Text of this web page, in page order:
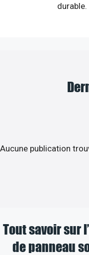
durable.
Aucune publication
Tout savoir sur
de panneau